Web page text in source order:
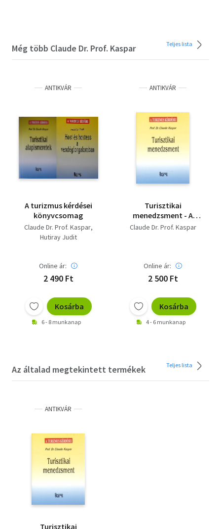
Még több Claude Dr. Prof. Kaspar Teljes lista
ANTIKVÁR
A turizmus kérdései
könyvcsomag
Claude Dr. Prof. Kaspar
Hutiray Judit
Online ár:
2 490 Ft
Kosárba
6 - 8 munkanap
ANTIKVÁR
Turisztikai
menedzsment - A
turizmus kérdései
Claude Dr. Prof. Kaspar
Online ár:
2 500 Ft
Kosárba
4 - 6 munkanap
Az általad megtekintett termékek Teljes lista
ANTIKVÁR
Turisztikai